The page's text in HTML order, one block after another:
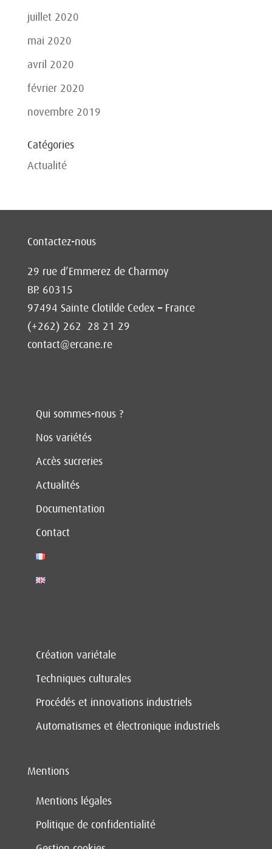
juillet 2020
mai 2020
avril 2020
février 2020
novembre 2019
Catégories
Actualité
Contactez-nous
29 rue d’Emmerez de Charmoy
BP. 60315
97494 Sainte Clotilde Cedex – France
(+262) 262 28 21 29
contact@ercane.re
Qui sommes-nous ?
Nos variétés
Accès sucreries
Actualités
Documentation
Contact
Création variétale
Techniques culturales
Procédés et innovations industriels
Automatismes et électronique industriels
Mentions
Mentions légales
Politique de confidentialité